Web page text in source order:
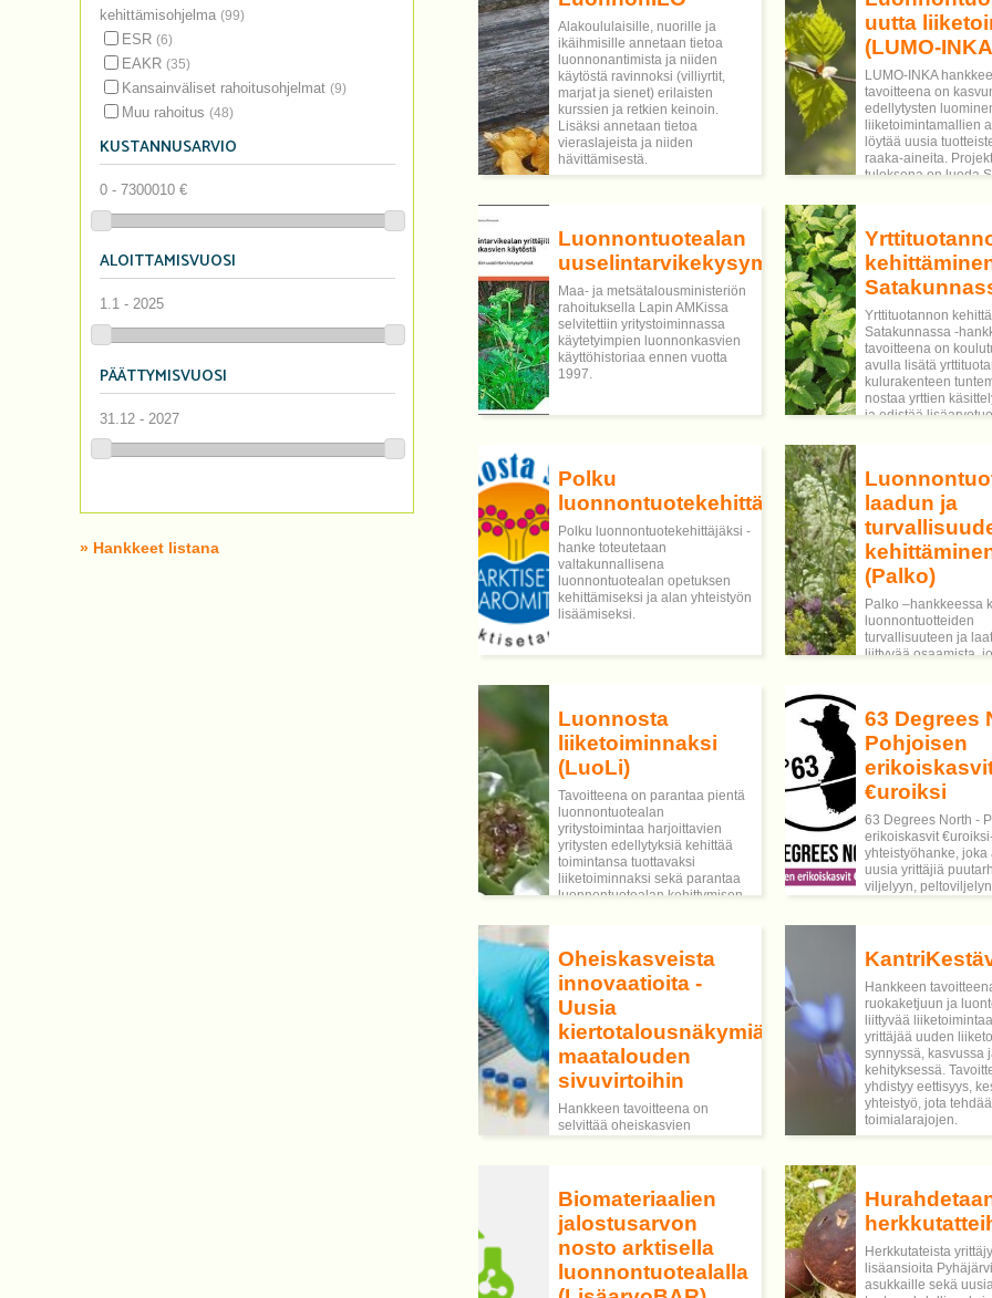
kehittämisohjelma (99)
ESR (6)
EAKR (35)
Kansainväliset rahoitusohjelmat (9)
Muu rahoitus (48)
KUSTANNUSARVIO
0 - 7300010 €
ALOITTAMISVUOSI
1.1 - 2025
PÄÄTTYMISVUOSI
31.12 - 2027
» Hankkeet listana
erikoissienien
tuotantomenetelmien
jalkauttamisessa
metsäbiotalouteen, yhdistettynä
koneelliseen puunkorjuuseen.
Hankkeessa tuotetaan tietoa
sienten viljelyn suunnitteluun ja
kannattavuuteen sekä
vaihtoehtoja
elintarvikesektorien
liiketoiminnan kasvaminen.
lisäravinne- tai
Alakoululaisille, nuorille ja
ikäihmisille annetaan tietoa
luonnonantimista ja niiden
käytöstä ravinnoksi (villiyrtit,
marjat ja sienet) erilaisten
kurssien ja retkien keinoin.
Lisäksi annetaan tietoa
vieraslajeista ja niiden
hävittämisestä.
uutta
(LUMO-
LUMO-INKA
tavoitteena on
edellytysten
liiketoimintamallien
löytää uusia
raaka-aineita.
tuloksena on luoda
tuotanto- ja
joista voi muodostua
tulonlähde sekä
metsänomistajille
aineita
yrityksille.
Luonnontuotealan
uuselintarvikekysymykset
Maa- ja metsätalousministeriön
rahoituksella Lapin AMKissa
selvitettiin yritystoiminnassa
käytetyimpien luonnonkasvien
käyttöhistoriaa ennen vuotta
1997.
Yrttituotannon
Satakunnassa -
tavoitteena on
avulla lisätä
kulurakenteen
nostaa yrttien
ja edistää
Polku
luonnontuotekehittäjäksi
Polku luonnontuotekehittäjäksi -
hanke toteutetaan
valtakunnallisena
luonnontuotealan opetuksen
kehittämiseksi ja alan yhteistyön
lisäämiseksi.
laadun ja
(Palko)
Palko –hankkeessa
luonnontuotteiden
turvallisuuteen ja
liittyvää osaamista,
ja tarjoaminen alan
Luonnosta
liiketoiminnaksi
(LuoLi)
Tavoitteena on parantaa pientä
luonnontuotealan
yritystoimintaa harjoittavien
yritysten edellytyksiä kehittää
toimintansa tuottavaksi
liiketoiminnaksi sekä parantaa
luonnontuotealan kehittymisen
63 Degrees
Pohjoisen
€uroiksi
63 Degrees North -
erikoiskasvit
yhteistyöhanke, joka
uusia yrittäjiä
viljelyyn, peltoviljelyn
Oheiskasveista
innovaatioita -
Uusia
kiertotalousnäkymiä
maatalouden
sivuvirtoihin
Hankkeen tavoitteena on
selvittää oheiskasvien
elintarvikkeet, kosmetiikka ja
ravintolisät sekä luoda alustava
arvoketju raaka-aineesta
lopputuotteisiin.
Hankkeen
ruokaketjuun ja
liittyvää
yrittäjää uuden
synnyssä, kasvussa
kehityksessä.
yhdistyy eettisyys,
yhteistyö, jota
toimialarajojen.
Biomateriaalien
jalostusarvon
nosto arktisella
luonnontuotealalla
Herkkutateista
lisäansioita
asukkaille sekä